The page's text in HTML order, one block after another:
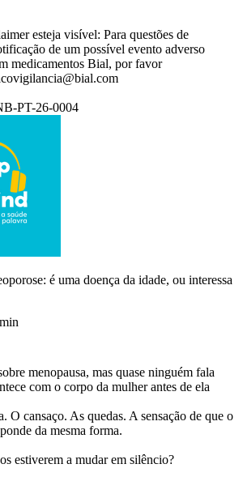
esteja visível: Para questões de
de um possível evento adverso
medicamentos Bial, por favor
PT-26-0004​
é uma doença da idade, ou interessa
menopausa, mas quase ninguém fala
com o corpo da mulher antes de ela
O cansaço. As quedas. A sensação de que o
da mesma forma.​
estiverem a mudar em silêncio?​